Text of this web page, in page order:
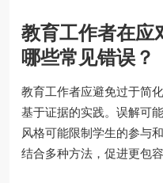
教育工作者在应
哪些常见错误？
教育工作者应避免过于简
基于证据的实践。误解可
风格可能限制学生的参与
结合多种方法，促进更包容